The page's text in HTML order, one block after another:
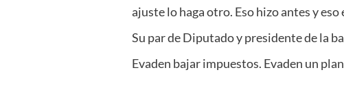
ajuste lo haga otro. Eso hizo antes y
Su par de Diputado y presidente de la
Evaden bajar impuestos. Evaden un